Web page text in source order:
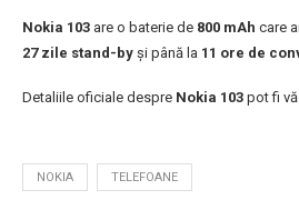
Nokia 103 are o baterie de 800 mAh care
27 zile stand-by și până la 11 ore de
Detaliile oficiale despre Nokia 103 pot fi
NOKIA TELEFOANE